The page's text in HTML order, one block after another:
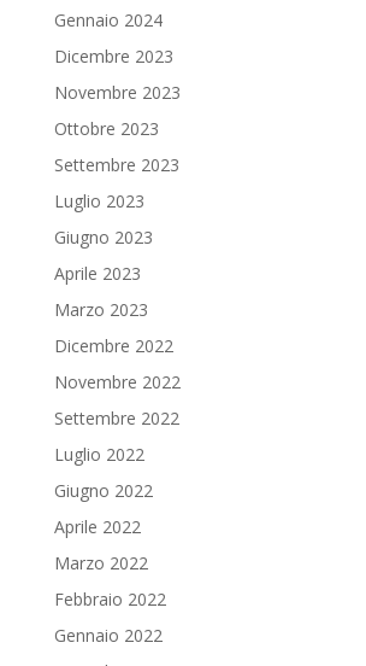
Gennaio 2024
Dicembre 2023
Novembre 2023
Ottobre 2023
Settembre 2023
Luglio 2023
Giugno 2023
Aprile 2023
Marzo 2023
Dicembre 2022
Novembre 2022
Settembre 2022
Luglio 2022
Giugno 2022
Aprile 2022
Marzo 2022
Febbraio 2022
Gennaio 2022